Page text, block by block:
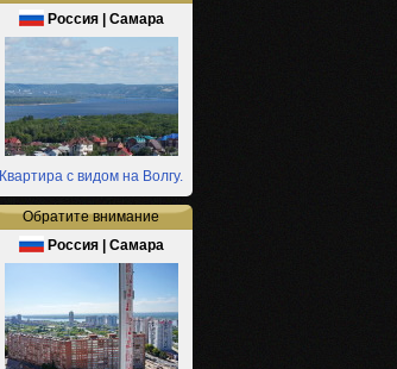
Россия | Самара
Квартира с видом на Волгу.
Обратите внимание
Россия | Самара